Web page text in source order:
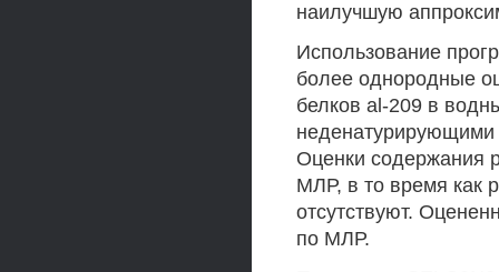
наилучшую
Использование
более однородные
белков al-209 в
Оценки содержания
МЛР, в то время как
отсутствуют.
по МЛР.